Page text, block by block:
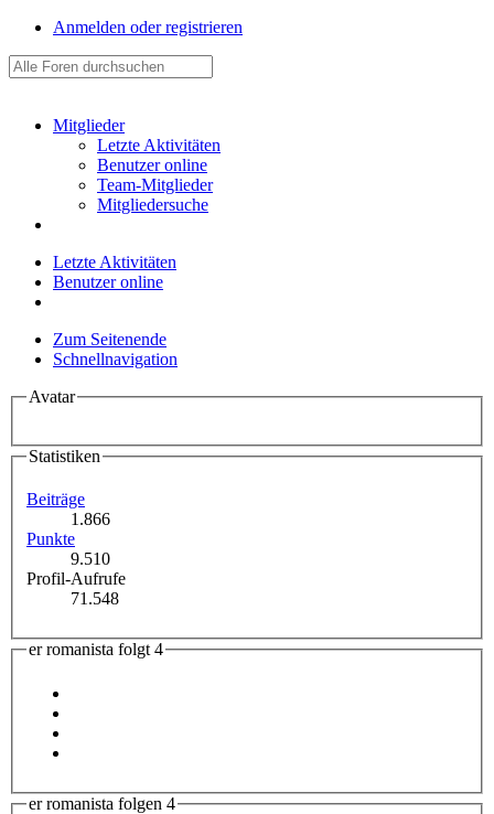
Anmelden oder registrieren
Mitglieder
Letzte Aktivitäten
Benutzer online
Team-Mitglieder
Mitgliedersuche
Letzte Aktivitäten
Benutzer online
Zum Seitenende
Schnellnavigation
Avatar
Statistiken
Beiträge
1.866
Punkte
9.510
Profil-Aufrufe
71.548
er romanista folgt 4
er romanista folgen 4